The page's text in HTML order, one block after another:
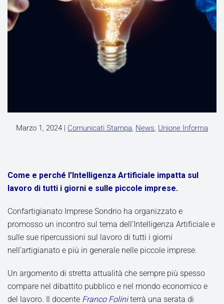
Marzo 1, 2024 | Comunicati Stampa, News, Unione Informa
Come e perché l’Intelligenza Artificiale impatta sul
lavoro di tutti i giorni e sulle piccole imprese.
Confartigianato Imprese Sondrio ha organizzato e
promosso un incontro sul tema dell’Intelligenza Artificiale e
sulle sue ripercussioni sul lavoro di tutti i giorni
nell’artigianato e più in generale nelle piccole imprese.
Un argomento di stretta attualità che sempre più spesso
compare nel dibattito pubblico e nel mondo economico e
del lavoro. Il docente Franco Foliniterrà una serata di